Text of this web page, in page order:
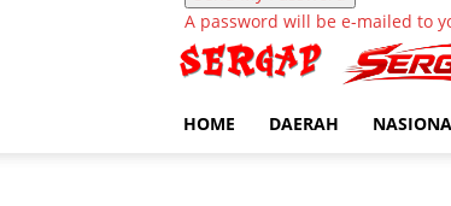
A password will be e-mailed to
HOME DAERAH